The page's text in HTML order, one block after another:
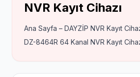
NVR Kayıt Cihazı
Ana Sayfa – DAYZİP NVR Kayıt
DZ-8464R 64 Kanal NVR Kayıt